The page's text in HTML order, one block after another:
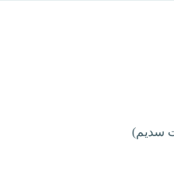
سدیم)